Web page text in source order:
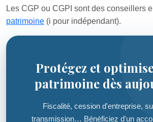
Les CGP ou CGPI sont des conseillers
patrimoine (i pour indépendant).
Protégez et
patrimoine dès
Fiscalité, cession d'entreprise,
transmission… Bénéficiez d'un